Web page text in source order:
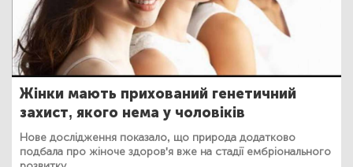
Жінки мають прихований генетичний
захист, якого нема у чоловіків
Нове дослідження показало, що природа додатково
подбала про жіноче здоров'я вже на стадії ембріонального